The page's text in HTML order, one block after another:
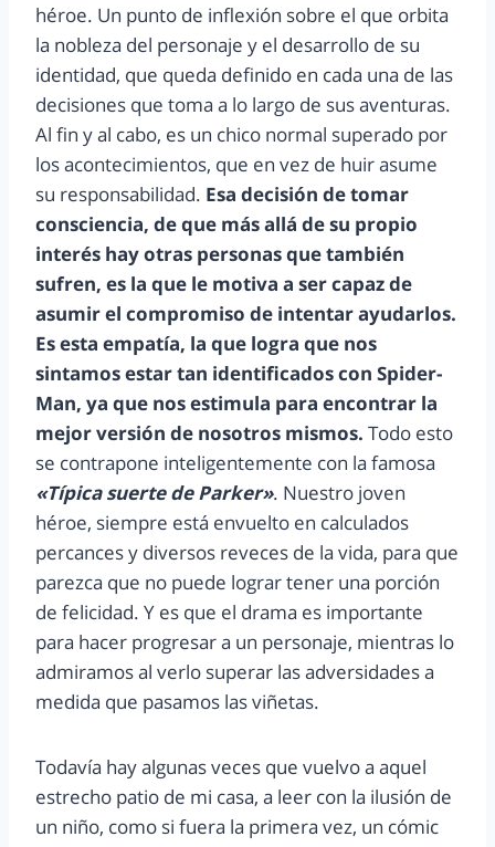
héroe. Un punto de inflexión sobre el que orbita
la nobleza del personaje y el desarrollo de su
identidad, que queda definido en cada una de las
decisiones que toma a lo largo de sus aventuras.
Al fin y al cabo, es un chico normal superado por
los acontecimientos, que en vez de huir asume
su responsabilidad. Esa decisión de tomar
consciencia, de que más allá de su propio
interés hay otras personas que también
sufren, es la que le motiva a ser capaz de
asumir el compromiso de intentar ayudarlos.
Es esta empatía, la que logra que nos
sintamos estar tan identificados con Spider-
Man, ya que nos estimula para encontrar la
mejor versión de nosotros mismos. Todo esto
se contrapone inteligentemente con la famosa
«Típica suerte de Parker». Nuestro joven
héroe, siempre está envuelto en calculados
percances y diversos reveces de la vida, para que
parezca que no puede lograr tener una porción
de felicidad. Y es que el drama es importante
para hacer progresar a un personaje, mientras lo
admiramos al verlo superar las adversidades a
medida que pasamos las viñetas.
Todavía hay algunas veces que vuelvo a aquel
estrecho patio de mi casa, a leer con la ilusión de
un niño, como si fuera la primera vez, un cómic